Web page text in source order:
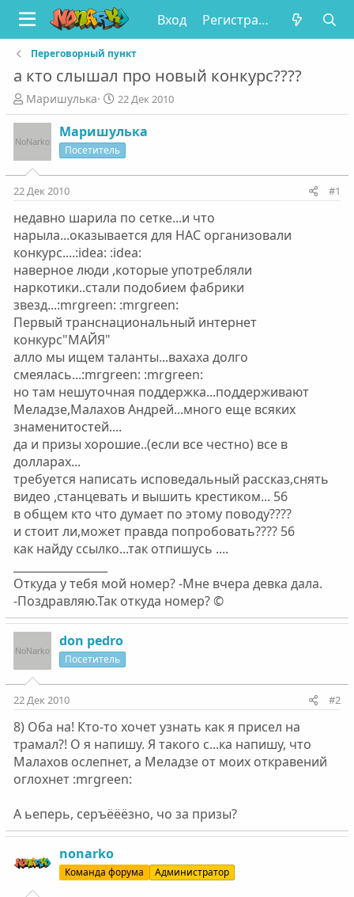
Вход Регистрация
Переговорный пункт
а кто слышал про новый конкурс????
А
в
т
о
р
т
е
ы
Маришулька
Д
а
т
а
н
а
л
а
22 Дек 2010
Маришулька
Посетитель
22 Дек 2010 #1
недавно шарила по сетке...и что
нарыла...оказывается для НАС организовали
конкурс....:idea: :idea:
наверное люди ,которые употребляли
наркотики..стали подобием фабрики
звезд...:mrgreen: :mrgreen:
Первый транснациональный интернет
конкурс"МАЙЯ"
алло мы ищем таланты...вахаха долго
смеялась...:mrgreen: :mrgreen:
но там нешуточная поддержка...поддерживают
Меладзе,Малахов Андрей...много еще всяких
знаменитостей....
да и призы хорошие..(если все честно) все в
долларах...
требуется написать исповедальный рассказ,снять
видео ,станцевать и вышить крестиком... 56
в общем кто что думает по этому поводу????
и стоит ли,может правда попробовать???? 56
как найду ссылко...так отпишусь ....
Откуда у тебя мой номер? -Мне вчера девка дала.
-Поздравляю.Так откуда номер? ©
don pedro
Посетитель
22 Дек 2010 #2
8) Оба на! Кто-то хочет узнать как я присел на
трамал?! О я напишу. Я такого с...ка напишу, что
Малахов ослепнет, а Меладзе от моих откравений
оглохнет :mrgreen:
А ьеперь, серъёёёзно, чо за призы?
nonarko
Команда форума Администратор